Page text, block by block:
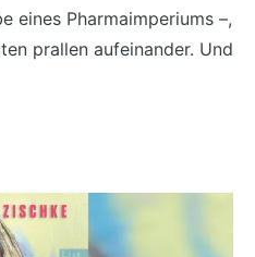
eines Pharmaimperiums –,
prallen aufeinander. Und